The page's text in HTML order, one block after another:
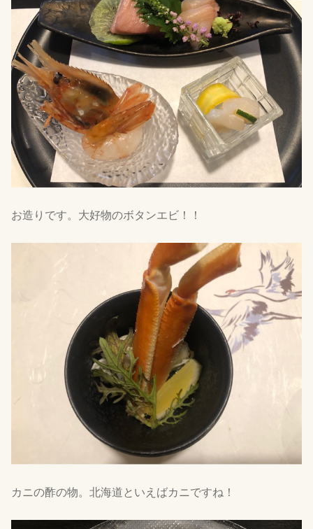
お造りです。大好物のボタンエビ！！
カニの酢の物。北海道といえばカニですね！